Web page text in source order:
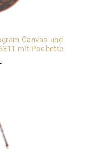
Canvas und
mit Pochette